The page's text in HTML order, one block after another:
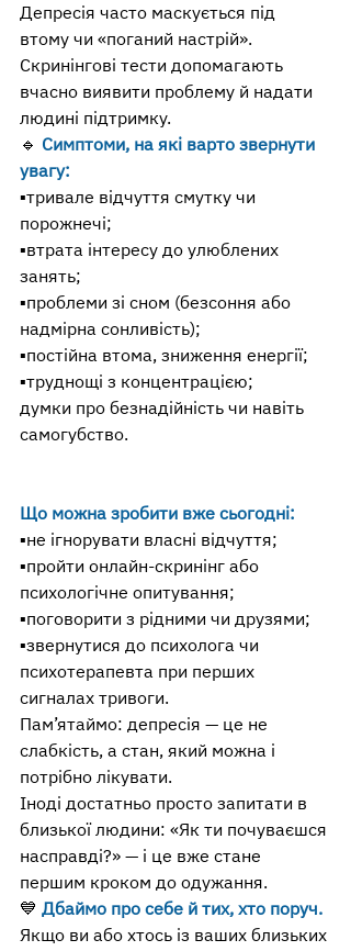
Депресія часто маскується під
втому чи «поганий настрій».
Скринінгові тести допомагають
вчасно виявити проблему й надати
людині підтримку.
🔹 Симптоми, на які варто звернути
увагу:
▪️тривале відчуття смутку чи
порожнечі;
▪️втрата інтересу до улюблених
занять;
▪️проблеми зі сном (безсоння або
надмірна сонливість);
▪️постійна втома, зниження енергії;
▪️труднощі з концентрацією;
думки про безнадійність чи навіть
самогубство.
Що можна зробити вже сьогодні:
▪️не ігнорувати власні відчуття;
▪️пройти онлайн-скринінг або
психологічне опитування;
▪️поговорити з рідними чи друзями;
▪️звернутися до психолога чи
психотерапевта при перших
сигналах тривоги.
Пам’ятаймо: депресія — це не
слабкість, а стан, який можна і
потрібно лікувати.
Іноді достатньо просто запитати в
близької людини: «Як ти почуваєшся
насправді?» — і це вже стане
першим кроком до одужання.
💙 Дбаймо про себе й тих, хто поруч.
Якщо ви або хтось із ваших близьких